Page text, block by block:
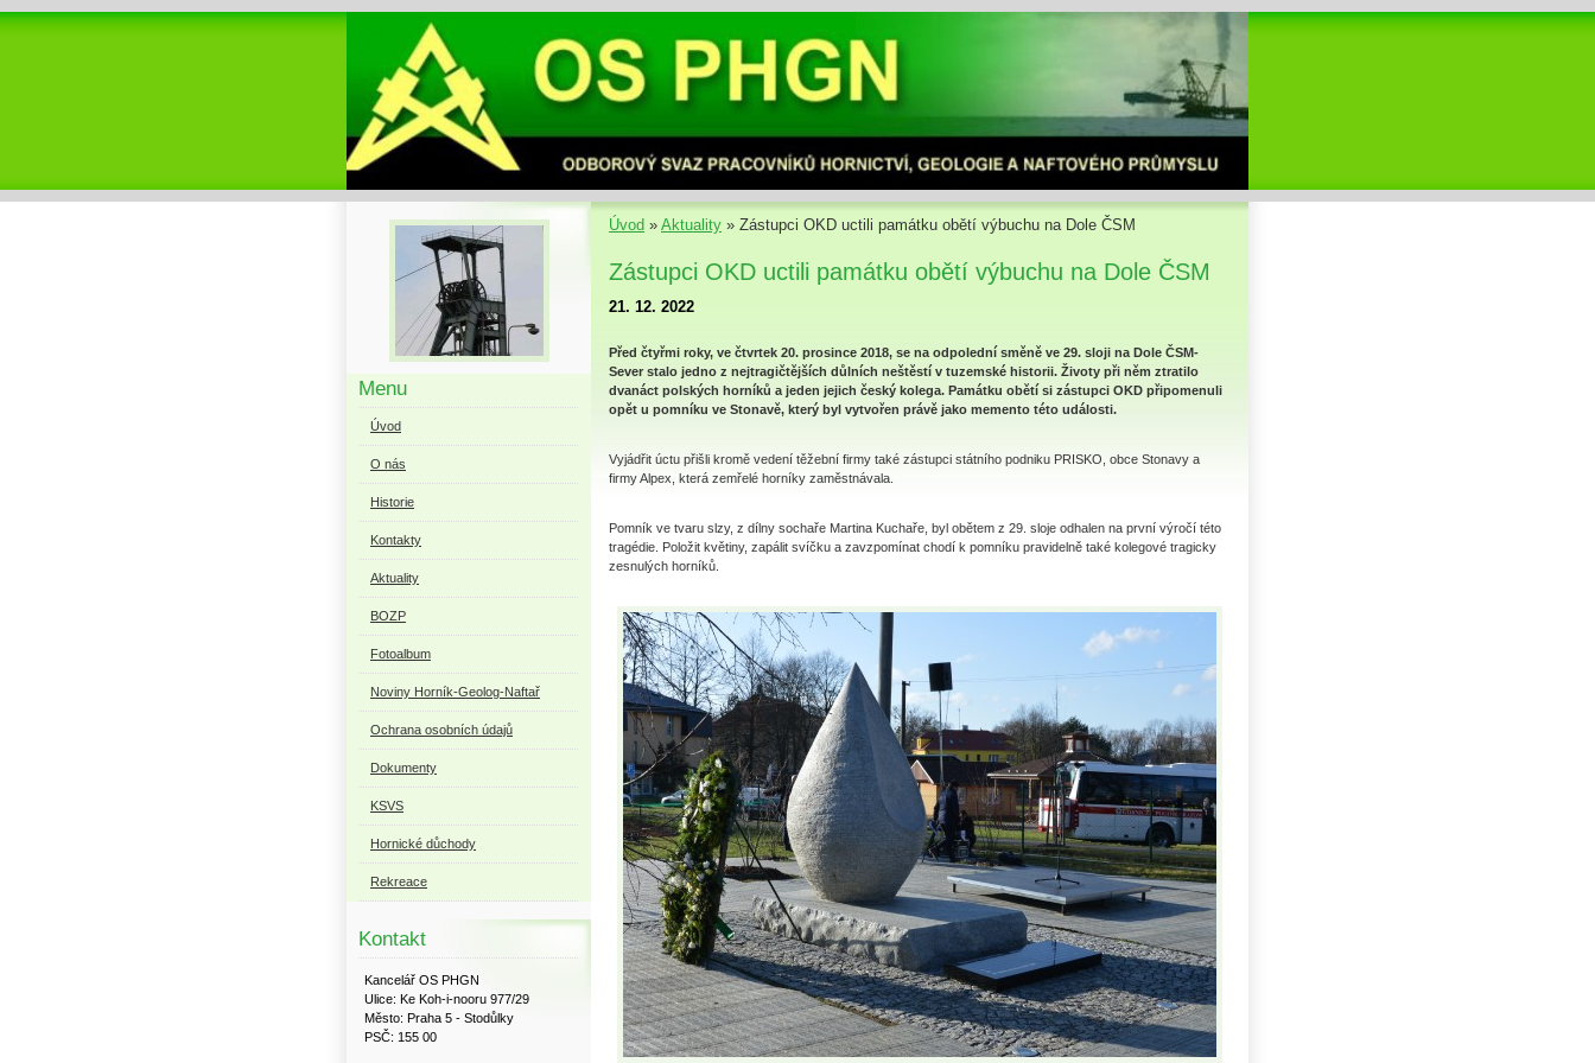
Úvod » Aktuality » Zástupci OKD uctili památku obětí výbuchu na Dole ČSM
Zástupci OKD uctili památku obětí výbuchu na Dole ČSM
21. 12. 2022
Před čtyřmi roky, ve čtvrtek 20. prosince 2018, se na odpolední směně ve 29. sloji na Dole ČSM-
Sever stalo jedno z nejtragičtějších důlních neštěstí v tuzemské historii. Životy při něm ztratilo
dvanáct polských horníků a jeden jejich český kolega. Památku obětí si zástupci OKD připomenuli
opět u pomníku ve Stonavě, který byl vytvořen právě jako memento této události.
Vyjádřit úctu přišli kromě vedení těžební firmy také zástupci státního podniku PRISKO, obce Stonavy a
firmy Alpex, která zemřelé horníky zaměstnávala.
Pomník ve tvaru slzy, z dílny sochaře Martina Kuchaře, byl obětem z 29. sloje odhalen na první výročí této
tragédie. Položit květiny, zapálit svíčku a zavzpomínat chodí k pomníku pravidelně také kolegové tragicky
zesnulých horníků.
Menu
Úvod
O nás
Historie
Kontakty
Aktuality
BOZP
Fotoalbum
Noviny Horník-Geolog-Naftař
Ochrana osobních údajů
Dokumenty
KSVS
Hornické důchody
Rekreace
Kontakt
Kancelář OS PHGN
Ulice: Ke Koh-i-nooru 977/29
Město: Praha 5 - Stodůlky
PSČ: 155 00